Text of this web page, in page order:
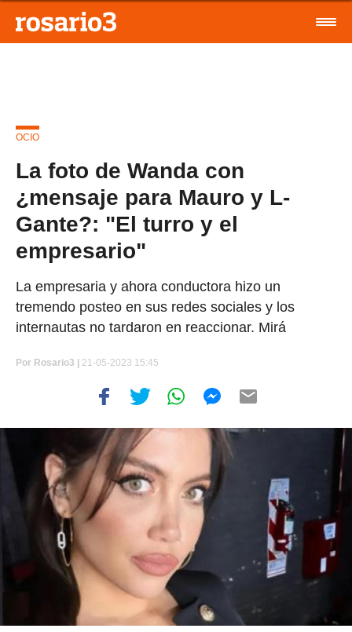
OCIO
La foto de Wanda con
¿mensaje para Mauro y L-
Gante?: "El turro y el
empresario"
La empresaria y ahora conductora hizo un
tremendo posteo en sus redes sociales y los
internautas no tardaron en reaccionar. Mirá
Por Rosario3 | 21-05-2023 15:45